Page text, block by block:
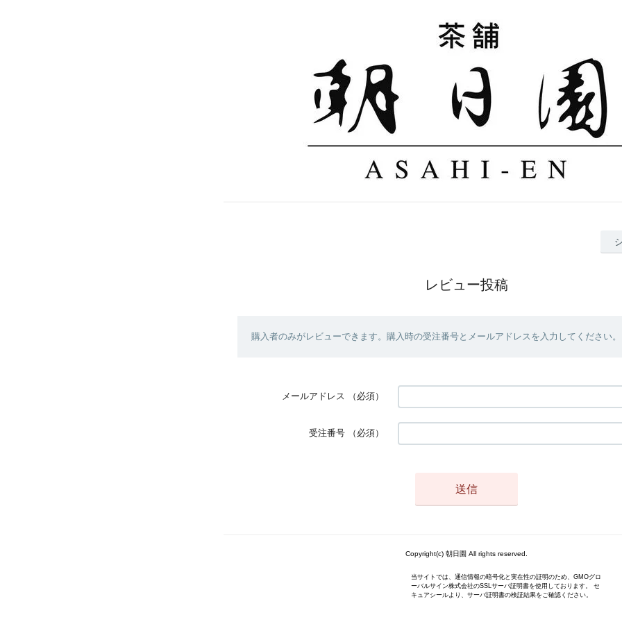
レビュー投稿
購入者のみがレビューできます。購入時の受注番号とメールアドレスを入力してください。
メールアドレス （必須）
受注番号 （必須）
Copyright(c) 朝日園 All rights reserved.
当サイトでは、通信情報の暗号化と実在性の証明のため、GMOグロ
ーバルサイン株式会社のSSLサーバ証明書を使用しております。 セ
キュアシールより、サーバ証明書の検証結果をご確認ください。